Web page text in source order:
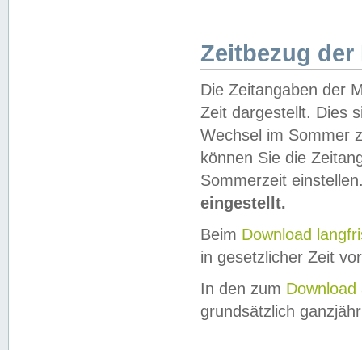
Zeitbezug der
Die Zeitangaben der
Zeit dargestellt. Dies
Wechsel im Sommer
können Sie die
Sommerzeit
eingestellt.
Beim Download
in gesetzlicher Zeit
In den zum Download
grundsätzlich